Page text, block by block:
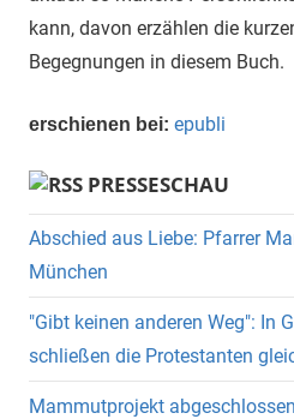
kann, davon erzählen die
Begegnungen in diesem Buch.
erschienen bei: epubli
PRESSESCHAU
Abschied aus Liebe: Pfarrer
München
"Gibt keinen anderen Weg": In
schließen die Protestanten
Mammutprojekt